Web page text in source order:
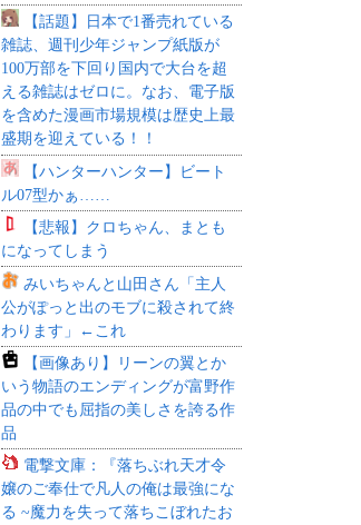
【話題】日本で1番売れている
雑誌、週刊少年ジャンプ紙版が
100万部を下回り国内で大台を超
える雑誌はゼロに。なお、電子版
を含めた漫画市場規模は歴史上最
盛期を迎えている！！
【ハンターハンター】ビート
ル07型かぁ……
【悲報】クロちゃん、まとも
になってしまう
みいちゃんと山田さん「主人
公がぽっと出のモブに殺されて終
わります」←これ
【画像あり】リーンの翼とか
いう物語のエンディングが富野作
品の中でも屈指の美しさを誇る作
品
電撃文庫：『落ちぶれ天才令
嬢のご奉仕で凡人の俺は最強にな
る ~魔力を失って落ちこぼれたお